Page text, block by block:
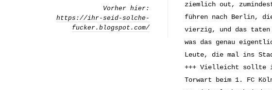
ziemlich out,
führen nach Berlin,
vierzig, und das taten
was das genau
Leute, die mal ins
+++ Vielleicht sollte
Torwart beim 1. FC
Vorher hier:
https://ihr-seid-solche-
fucker.blogspot.com/